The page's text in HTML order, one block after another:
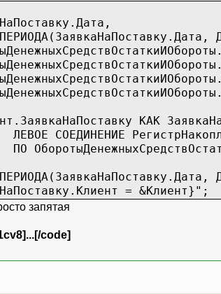
КАК
ДЕНЬ)
= &Клиент}" ;
запятая
code]